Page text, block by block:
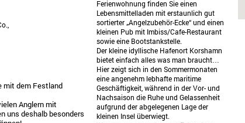
mit dem Festland
Anglern mit
uns deshalb besonders
Ferienwohnung finden Sie einen
Lebensmittelladen mit erstaunlich gut
sortierter „Angelzubehör-Ecke“ und einen
kleinen Pub mit Imbiss/Cafe-Restaurant
sowie eine Bootstankstelle.
Der kleine idyllische Hafenort Korshamn
bietet einfach alles was man braucht…
Hier zeigt sich in den Sommermonaten
eine angenehm lebhafte maritime
Geschäftigkeit, während in der Vor- und
Nachsaison die Ruhe und Gelassenheit
aufgrund der abgelegenen Lage der
kleinen Insel überwiegt.